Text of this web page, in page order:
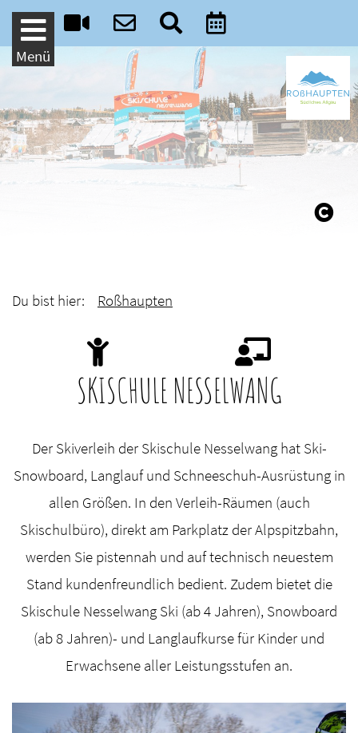
Weiter zum Inhalt
Menü
Du bist hier: Roßhaupten
SKISCHULE NESSELWANG
Der Skiverleih der Skischule Nesselwang hat Ski-
Snowboard, Langlauf und Schneeschuh-Ausrüstung in
allen Größen. In den Verleih-Räumen (auch
Skischulbüro), direkt am Parkplatz der Alpspitzbahn,
werden Sie pistennah und auf technisch neuestem
Stand kundenfreundlich bedient. Zudem bietet die
Skischule Nesselwang Ski (ab 4 Jahren), Snowboard
(ab 8 Jahren)- und Langlaufkurse für Kinder und
Erwachsene aller Leistungsstufen an.